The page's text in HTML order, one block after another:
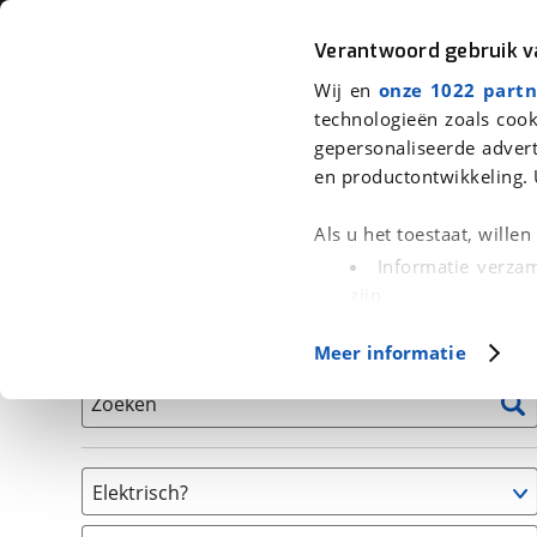
Verantwoord gebruik
Wij en onze 1022
technologieën zoals
gepersonaliseerde
en productontwikkeling.
Als u het toestaat, willen
Informatie
(fingerprinting)
in. U
Cookieverklaring.
Met cookies en
Functionele cookies
Meer informatie
Auto Fiets Motor
We hebben 0 fietsen voor je
Zoeken
Elektrisch?
Niet elektrisch (0)